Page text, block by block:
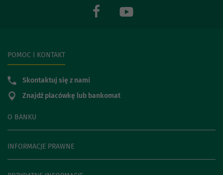
O BANKU
INFORMACJE PRAWNE
POMOC I KONTAKT
Skontaktuj się z nami
Znajdź placówkę lub bankomat